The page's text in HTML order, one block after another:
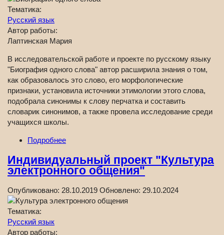
Тематика:
Русский язык
Автор работы:
Лаптинская Мария
В исследовательской работе и проекте по русскому языку
"Биография одного слова" автор расширила знания о том,
как образовалось это слово, его морфологические
признаки, уcтановила источники этимологии этого слова,
подобрала синонимы к слову перчатка и составить
словарик синонимов, а также провела исследование среди
учащихся школы.
Подробнее
Индивидуальный проект "Культура
электронного общения"
Опубликовано: 28.10.2019 Обновлено: 29.10.2024
Тематика:
Русский язык
Автор работы: